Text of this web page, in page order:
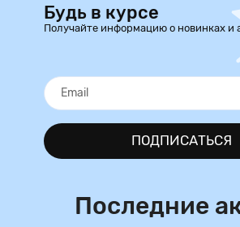
Будь в курсе
Получайте информацию о новинках и
ПОДПИСАТЬСЯ
Последние